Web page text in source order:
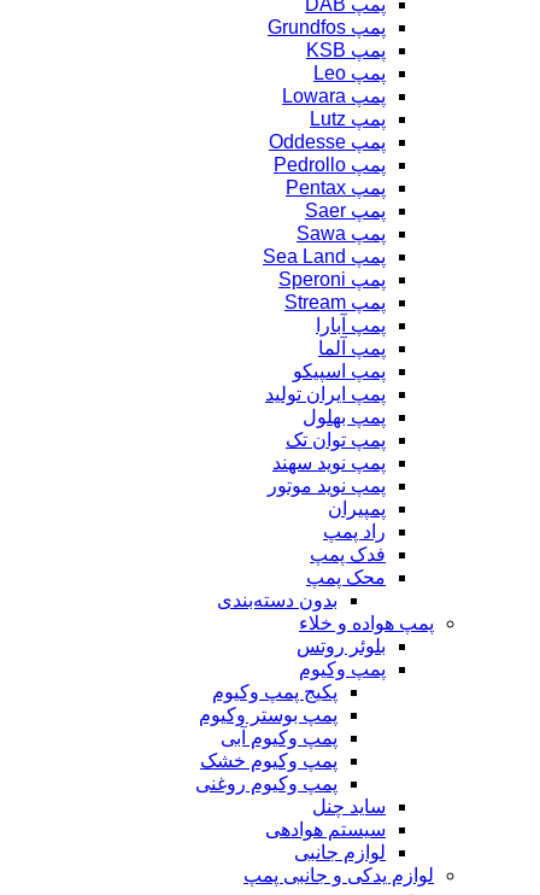
پمپ DAB
پمپ Grundfos
پمپ KSB
پمپ Leo
پمپ Lowara
پمپ Lutz
پمپ Oddesse
پمپ Pedrollo
پمپ Pentax
پمپ Saer
پمپ Sawa
پمپ Sea Land
پمپ Speroni
پمپ Stream
پمپ آبارا
پمپ آلما
پمپ اسپیکو
پمپ ایران تولید
پمپ بهلول
پمپ توان تک
پمپ نوید سهند
پمپ نوید موتور
پمپیران
راد پمپ
فدک پمپ
محک پمپ
بدون دسته‌بندی
پمپ هواده و خلاء
بلوئر روتس
پمپ وکیوم
پکیج پمپ وکیوم
پمپ بوستر وکیوم
پمپ وکیوم آبی
پمپ وکیوم خشک
پمپ وکیوم روغنی
ساید چنل
سیستم هوادهی
لوازم جانبی
لوازم یدکی و جانبی پمپ